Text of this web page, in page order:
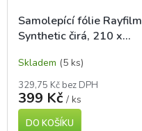
Samolepící fólie Rayfilm
Synthetic čirá, 210 x
tisk
Skladem (5 ks)
329,75 Kč bez DPH
399 Kč / ks
DO KOŠÍKU